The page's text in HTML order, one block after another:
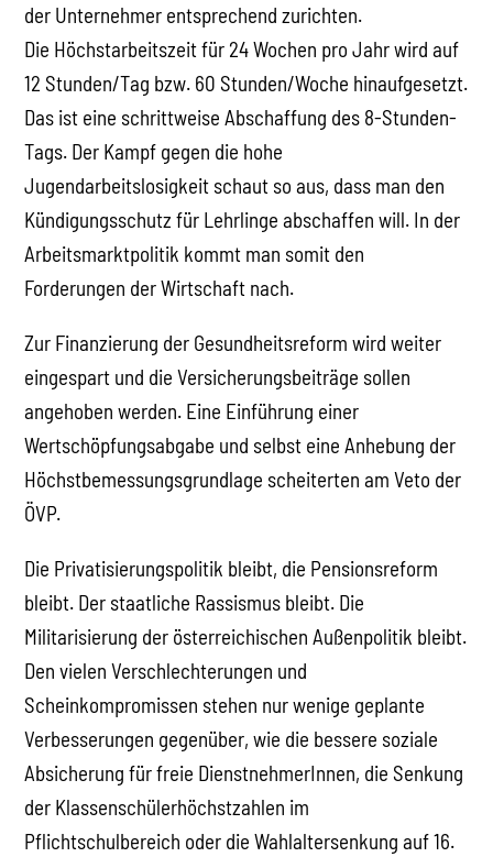
der Unternehmer entsprechend zurichten.
Die Höchstarbeitszeit für 24 Wochen pro Jahr wird auf
12 Stunden/Tag bzw. 60 Stunden/Woche hinaufgesetzt.
Das ist eine schrittweise Abschaffung des 8-Stunden-
Tags. Der Kampf gegen die hohe
Jugendarbeitslosigkeit schaut so aus, dass man den
Kündigungsschutz für Lehrlinge abschaffen will. In der
Arbeitsmarktpolitik kommt man somit den
Forderungen der Wirtschaft nach.
Zur Finanzierung der Gesundheitsreform wird weiter
eingespart und die Versicherungsbeiträge sollen
angehoben werden. Eine Einführung einer
Wertschöpfungsabgabe und selbst eine Anhebung der
Höchstbemessungsgrundlage scheiterten am Veto der
ÖVP.
Die Privatisierungspolitik bleibt, die Pensionsreform
bleibt. Der staatliche Rassismus bleibt. Die
Militarisierung der österreichischen Außenpolitik bleibt.
Den vielen Verschlechterungen und
Scheinkompromissen stehen nur wenige geplante
Verbesserungen gegenüber, wie die bessere soziale
Absicherung für freie DienstnehmerInnen, die Senkung
der Klassenschülerhöchstzahlen im
Pflichtschulbereich oder die Wahlaltersenkung auf 16.